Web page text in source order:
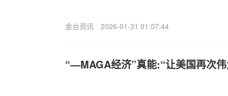
金台资讯 2026-01-31 01:07:44
“—MAGA经济”真能:“让美国再次